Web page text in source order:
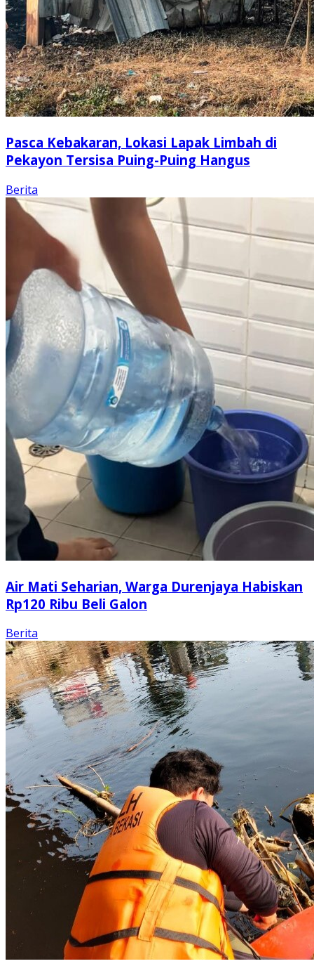
Pasca Kebakaran, Lokasi Lapak Limbah di
Pekayon Tersisa Puing-Puing Hangus
Berita
Air Mati Seharian, Warga Durenjaya Habiskan
Rp120 Ribu Beli Galon
Berita